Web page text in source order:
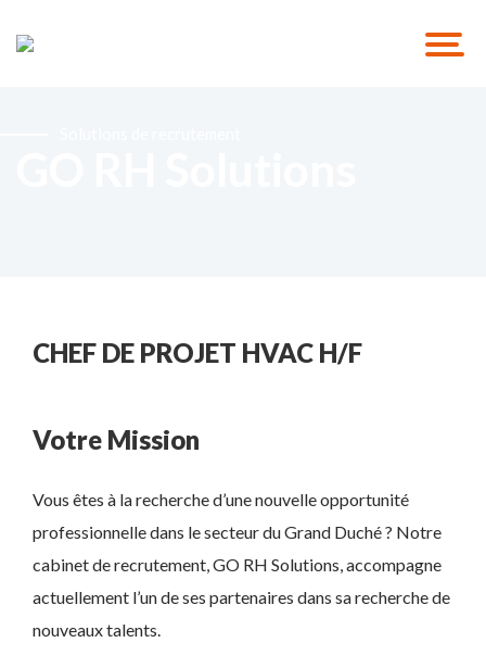
CHEF DE PROJET HVAC H/F
Votre Mission
Vous êtes à la recherche d’une nouvelle opportunité
professionnelle dans le secteur du Grand Duché ? Notre
cabinet de recrutement, GO RH Solutions, accompagne
actuellement l’un de ses partenaires dans sa recherche de
nouveaux talents.